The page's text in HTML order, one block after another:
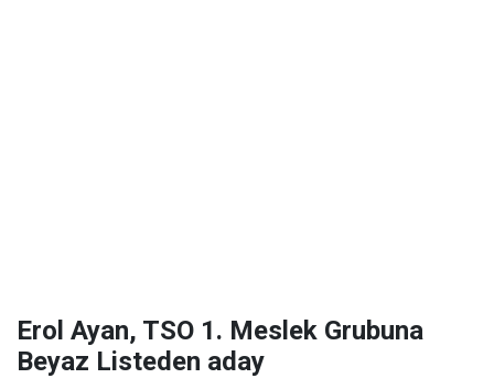
Erol Ayan, TSO 1. Meslek Grubuna
Beyaz Listeden aday